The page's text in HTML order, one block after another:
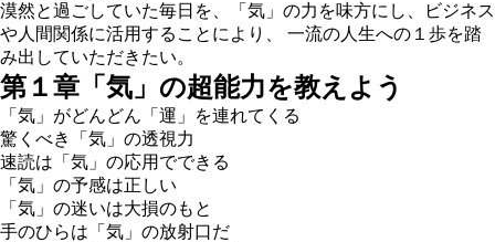
漠然と過ごしていた毎日を、「気」の力を味方にし、ビジネス
や人間関係に活用することにより、 一流の人生への１歩を踏
み出していただきたい。
第１章「気」の超能力を教えよう
「気」がどんどん「運」を連れてくる
驚くべき「気」の透視力
速読は「気」の応用でできる
「気」の予感は正しい
「気」の迷いは大損のもと
手のひらは「気」の放射口だ